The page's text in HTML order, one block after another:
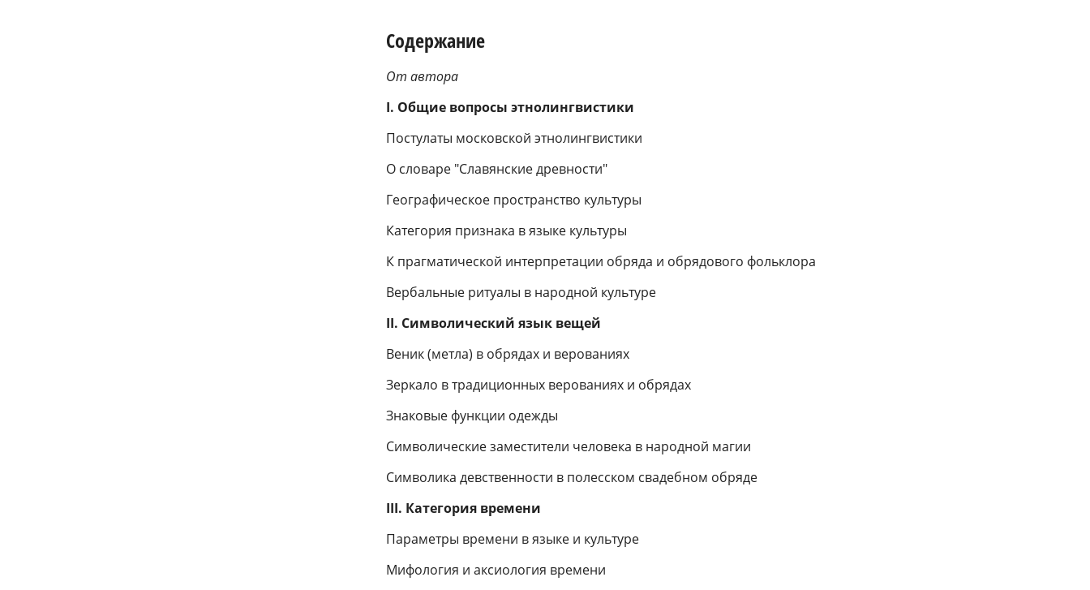
Содержание
От автора
I. Общие вопросы этнолингвистики
Постулаты московской этнолингвистики
О словаре "Славянские древности"
Географическое пространство культуры
Категория признака в языке культуры
К прагматической интерпретации обряда и обрядового фольклора
Вербальные ритуалы в народной культуре
II. Символический язык вещей
Веник (метла) в обрядах и верованиях
Зеркало в традиционных верованиях и обрядах
Знаковые функции одежды
Символические заместители человека в народной магии
Символика девственности в полесском свадебном обряде
III. Категория времени
Параметры времени в языке и культуре
Мифология и аксиология времени